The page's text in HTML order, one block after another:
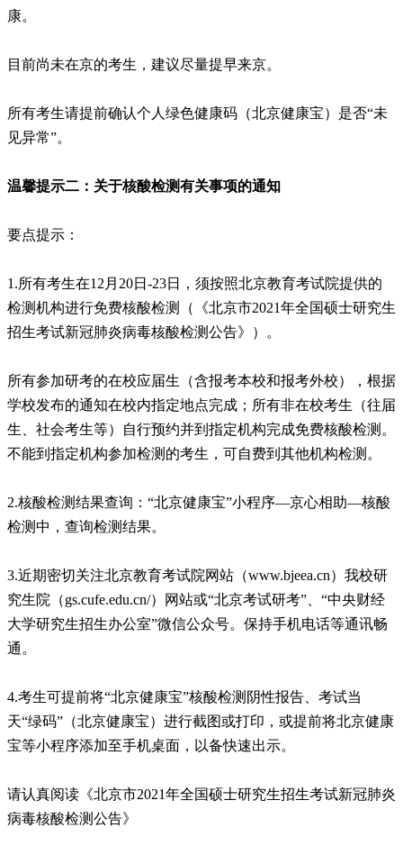
康。
目前尚未在京的考生，建议尽量提早来京。
所有考生请提前确认个人绿色健康码（北京健康宝）是否“未
见异常”。
温馨提示二：关于核酸检测有关事项的通知
要点提示：
1.所有考生在12月20日-23日，须按照北京教育考试院提供的
检测机构进行免费核酸检测（《北京市2021年全国硕士研究生
招生考试新冠肺炎病毒核酸检测公告》）。
所有参加研考的在校应届生（含报考本校和报考外校），根据
学校发布的通知在校内指定地点完成；所有非在校考生（往届
生、社会考生等）自行预约并到指定机构完成免费核酸检测。
不能到指定机构参加检测的考生，可自费到其他机构检测。
2.核酸检测结果查询：“北京健康宝”小程序—京心相助—核酸
检测中，查询检测结果。
3.近期密切关注北京教育考试院网站（www.bjeea.cn）我校研
究生院（gs.cufe.edu.cn/）网站或“北京考试研考”、“中央财经
大学研究生招生办公室”微信公众号。保持手机电话等通讯畅
通。
4.考生可提前将“北京健康宝”核酸检测阴性报告、考试当
天“绿码”（北京健康宝）进行截图或打印，或提前将北京健康
宝等小程序添加至手机桌面，以备快速出示。
请认真阅读《北京市2021年全国硕士研究生招生考试新冠肺炎
病毒核酸检测公告》